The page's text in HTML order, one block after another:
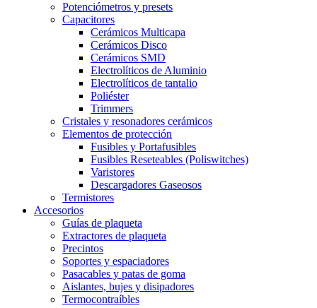
Potenciómetros y presets
Capacitores
Cerámicos Multicapa
Cerámicos Disco
Cerámicos SMD
Electrolíticos de Aluminio
Electrolíticos de tantalio
Poliéster
Trimmers
Cristales y resonadores cerámicos
Elementos de protección
Fusibles y Portafusibles
Fusibles Reseteables (Poliswitches)
Varistores
Descargadores Gaseosos
Termistores
Accesorios
Guías de plaqueta
Extractores de plaqueta
Precintos
Soportes y espaciadores
Pasacables y patas de goma
Aislantes, bujes y disipadores
Termocontraíbles